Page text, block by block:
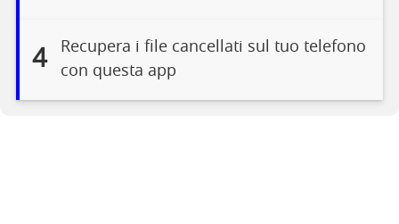
4
Recupera i file cancellati sul tuo telefono
con questa app